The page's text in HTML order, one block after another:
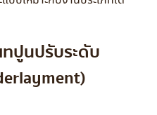
ทปูนปรับระดับ